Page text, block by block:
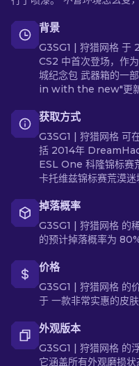
背景
G3SG1 | 狩猎网格 于
CS2 中首次登场，作
城纪念包 武器箱的一
in with the new"更新
获取方式
G3SG1 | 狩猎网格 可
括 2014年
ESL One 科隆锦标赛
卡托维兹锦标赛荒漠迷
掉落概率
G3SG1 | 狩猎网格 的
的预计掉落概率为
价格
G3SG1 | 狩猎网格 的
于 一款非常实惠的皮
外观版本
G3SG1 | 狩猎网格 的
它涵盖所有外观磨损